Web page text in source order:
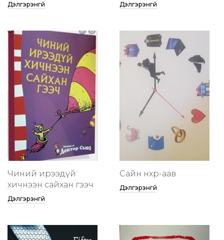
Дэлгэрэнгүй Дэлгэрэнгүй
Чиний ирээдүй
хичнээн сайхан гээч
Дэлгэрэнгүй
Сайн нөхөр-аав
Дэлгэрэнгүй